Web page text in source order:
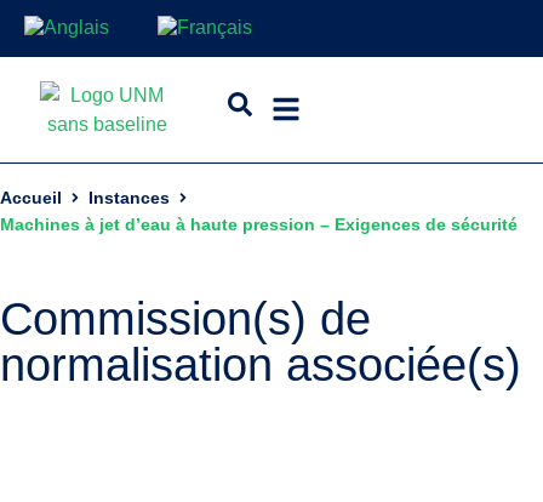
Accueil
Instances
Machines à jet d’eau à haute pression – Exigences de sécurité
Commission(s) de
normalisation associée(s)